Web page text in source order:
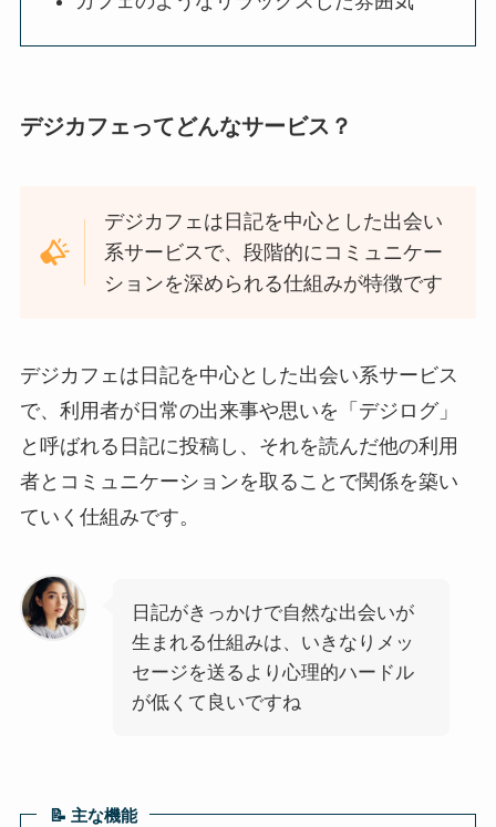
デジカフェってどんなサービス？
デジカフェは日記を中心とした出会い
系サービスで、段階的にコミュニケー
ションを深められる仕組みが特徴です
デジカフェは日記を中心とした出会い系サービス
で、利用者が日常の出来事や思いを「デジログ」
と呼ばれる日記に投稿し、それを読んだ他の利用
者とコミュニケーションを取ることで関係を築い
ていく仕組みです。
日記がきっかけで自然な出会いが
生まれる仕組みは、いきなりメッ
セージを送るより心理的ハードル
が低くて良いですね
📝 主な機能